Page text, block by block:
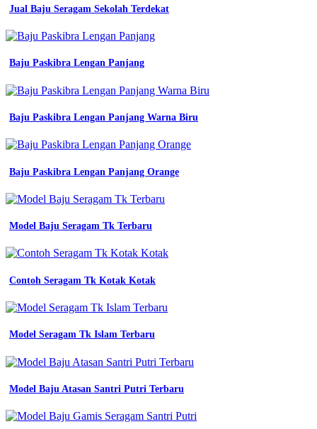
sekolah
bordir
murah
jual
kemeja
wearpack
sekolah
seragam
seragam
wearpack
untuk
Smk
Semarang
ukuran
xl
baju
seragam
smk
Jual Baju Seragam Sekolah Terdekat
Baju Paskibra Lengan Panjang
Baju Paskibra Lengan Panjang Warna Biru
Baju Paskibra Lengan Panjang Orange
Model Baju Seragam Tk Terbaru
Contoh Seragam Tk Kotak Kotak
Model Seragam Tk Islam Terbaru
Model Baju Atasan Santri Putri Terbaru